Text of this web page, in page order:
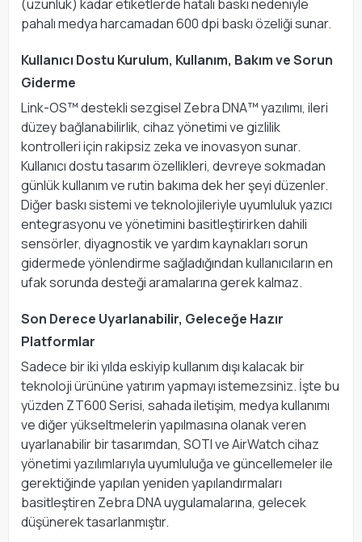
(uzunluk) kadar etiketlerde hatalı baskı nedeniyle
pahalı medya harcamadan 600 dpi baskı özeliği sunar.
Kullanıcı Dostu Kurulum, Kullanım, Bakım ve Sorun
Giderme
Link-OS™ destekli sezgisel Zebra DNA™ yazılımı, ileri
düzey bağlanabilirlik, cihaz yönetimi ve gizlilik
kontrolleri için rakipsiz zeka ve inovasyon sunar.
Kullanıcı dostu tasarım özellikleri, devreye sokmadan
günlük kullanım ve rutin bakıma dek her şeyi düzenler.
Diğer baskı sistemi ve teknolojileriyle uyumluluk yazıcı
entegrasyonu ve yönetimini basitleştirirken dahili
sensörler, diyagnostik ve yardım kaynakları sorun
gidermede yönlendirme sağladığından kullanıcıların en
ufak sorunda desteği aramalarına gerek kalmaz.
Son Derece Uyarlanabilir, Geleceğe Hazır
Platformlar
Sadece bir iki yılda eskiyip kullanım dışı kalacak bir
teknoloji ürününe yatırım yapmayı istemezsiniz. İşte bu
yüzden ZT600 Serisi, sahada iletişim, medya kullanımı
ve diğer yükseltmelerin yapılmasına olanak veren
uyarlanabilir bir tasarımdan, SOTI ve AirWatch cihaz
yönetimi yazılımlarıyla uyumluluğa ve güncellemeler ile
gerektiğinde yapılan yeniden yapılandırmaları
basitleştiren Zebra DNA uygulamalarına, gelecek
düşünerek tasarlanmıştır.